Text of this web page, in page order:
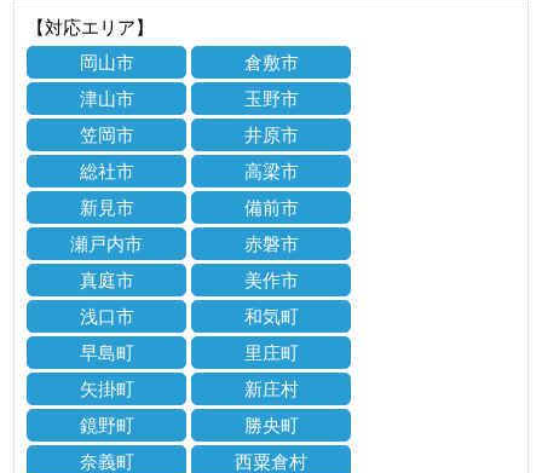
【対応エリア】
岡山市
倉敷市
津山市
玉野市
笠岡市
井原市
総社市
高梁市
新見市
備前市
瀬戸内市
赤磐市
真庭市
美作市
浅口市
和気町
早島町
里庄町
矢掛町
新庄村
鏡野町
勝央町
奈義町
西粟倉村